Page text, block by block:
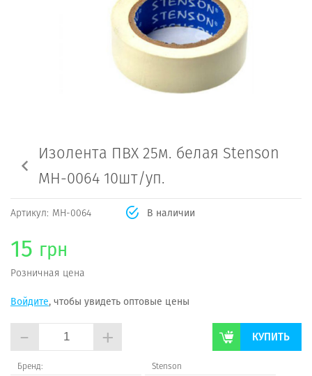
Изолента ПВХ 25м. белая Stenson
МН-0064 10шт/уп.
Артикул: МН-0064 В наличии
15 грн
Розничная цена
Войдите, чтобы увидеть оптовые цены
- + КУПИТЬ
Бренд:
Stenson